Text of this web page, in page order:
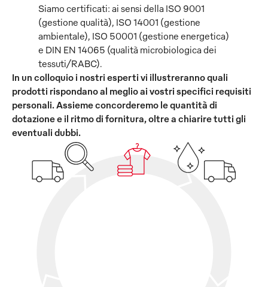
Siamo certificati: ai sensi della ISO 9001
(gestione qualità), ISO 14001 (gestione
ambientale), ISO 50001 (gestione energetica)
e DIN EN 14065 (qualità microbiologica dei
tessuti/RABC).
In un colloquio i nostri esperti vi illustreranno quali
prodotti rispondano al meglio ai vostri specifici requisiti
personali. Assieme concorderemo le quantità di
dotazione e il ritmo di fornitura, oltre a chiarire tutti gli
eventuali dubbi.